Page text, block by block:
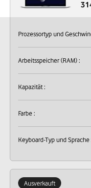
Prozessortyp und
Arbeitsspeicher (RAM) :
Kapazität :
Farbe :
Keyboard-Typ und Sprache
Ausverkauft